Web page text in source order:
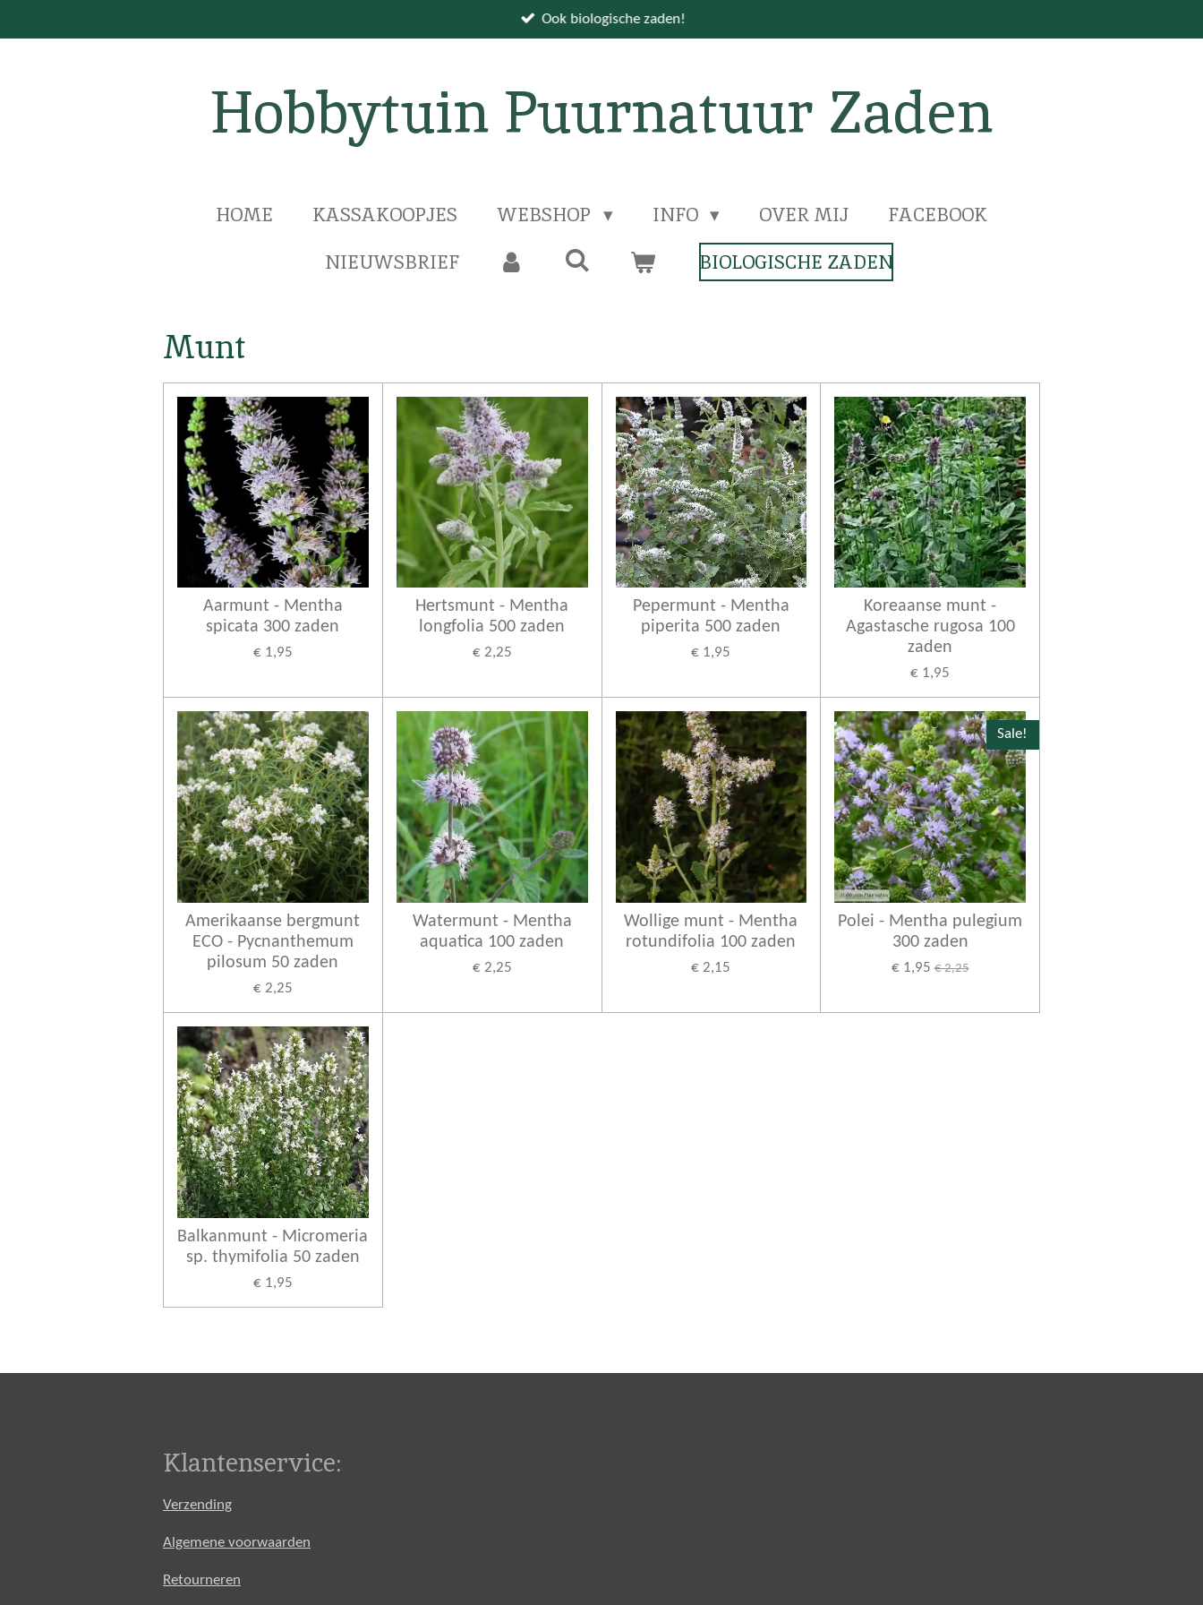
direct
Ook biologische zaden!
Hobbytuin Puurnatuur Zaden
HOME KASSAKOOPJES WEBSHOP INFO OVER MIJ
FACEBOOK
NIEUWSBRIEF
BIOLOGISCHE ZADEN
Munt
Aarmunt - Mentha
spicata 300 zaden
€ 1,95
Hertsmunt - Mentha
longfolia 500 zaden
€ 2,25
Pepermunt - Mentha
piperita 500 zaden
€ 1,95
Koreaanse munt -
Agastasche rugosa 100
zaden
€ 1,95
Amerikaanse bergmunt
ECO - Pycnanthemum
pilosum 50 zaden
€ 2,25
Watermunt - Mentha
aquatica 100 zaden
€ 2,25
Wollige munt - Mentha
rotundifolia 100 zaden
€ 2,15
Sale!
Polei - Mentha pulegium
300 zaden
€ 1,95 € 2,25
Balkanmunt - Micromeria
sp. thymifolia 50 zaden
€ 1,95
Klantenservice:
Verzending
Algemene voorwaarden
Retourneren